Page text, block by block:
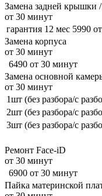
Замена задней крышки /
от 30 минут
гарантия 12 мес 5990
Замена корпуса
от 30 минут
6490 от 30 минут
Замена основной
от 30 минут
1шт (без разбора/с
2шт (без разбора/с
3шт (без разбора/с
Ремонт Face-iD
от 30 минут
6900 от 30 минут
Пайка материнской